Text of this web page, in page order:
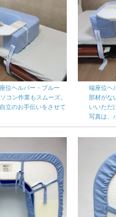
位ヘルパー・ブルー
コン作業もスムーズ。
立のお手伝いをさせて
端座位ヘ
部材がな
いいただ
写真は、